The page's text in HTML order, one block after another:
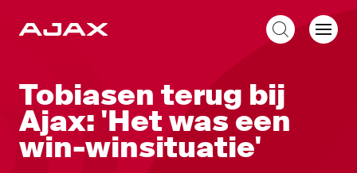
Tobiasen terug bij
Ajax: 'Het was een
win-winsituatie'